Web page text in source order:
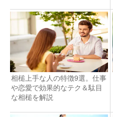
相槌上手な人の特徴9選。仕事
や恋愛で効果的なテク＆駄目
な相槌を解説